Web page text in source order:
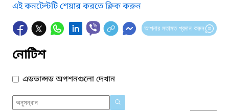
এই কনটেন্টটি শেয়ার করতে ক্লিক করুন
আপনার মতামত প্রদান করুন
নোটিশ
এডভান্সড অপশনগুলো দেখান